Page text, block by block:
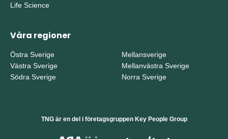
Life Science
Våra regioner
Östra Sverige
Västra Sverige
Södra Sverige
Mellansverige
Mellanvästra Sverige
Norra Sverige
TNG är en del i företagsgruppen Key People Group